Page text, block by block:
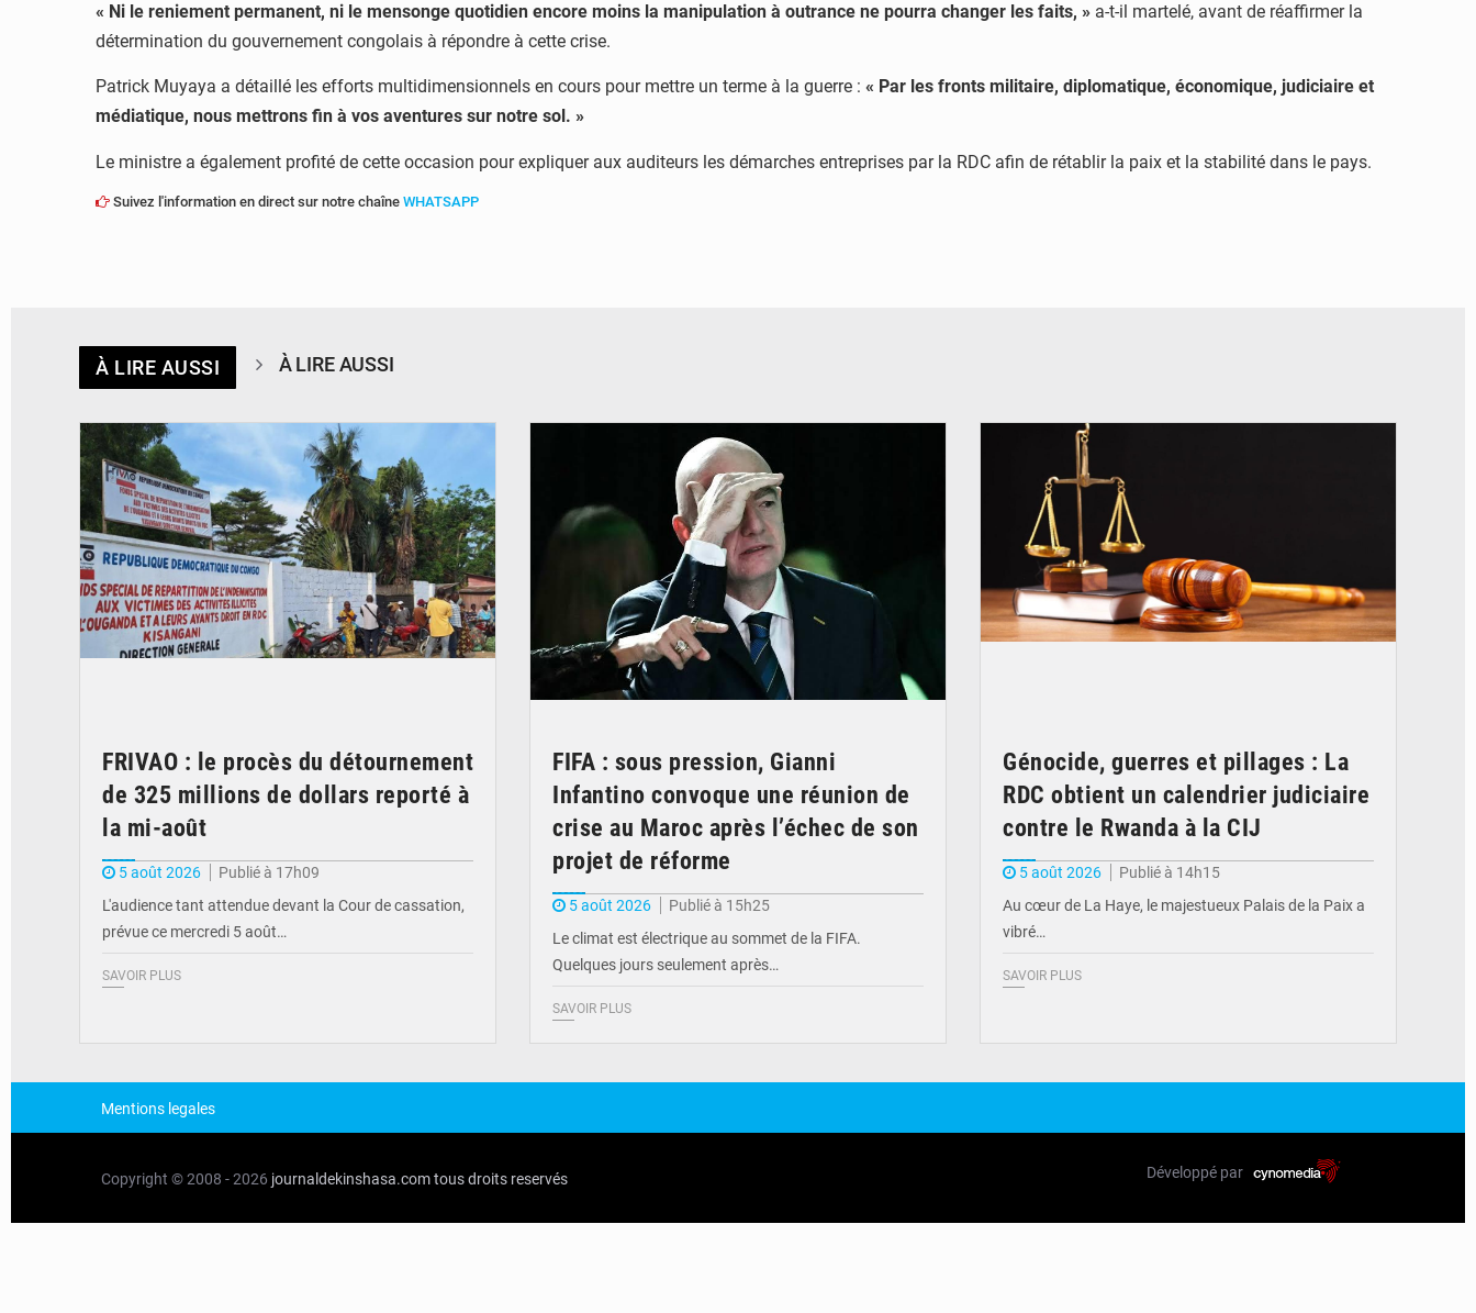
« Ni le reniement permanent, ni le mensonge quotidien encore moins la manipulation à outrance ne pourra changer les faits, » a-t-il martelé, avant de réaffirmer la
détermination du gouvernement congolais à répondre à cette crise.
Patrick Muyaya a détaillé les efforts multidimensionnels en cours pour mettre un terme à la guerre : « Par les fronts militaire, diplomatique, économique, judiciaire et
médiatique, nous mettrons fin à vos aventures sur notre sol. »
Le ministre a également profité de cette occasion pour expliquer aux auditeurs les démarches entreprises par la RDC afin de rétablir la paix et la stabilité dans le pays.
Suivez l'information en direct sur notre chaîne WHATSAPP
À LIRE AUSSI À LIRE AUSSI
FRIVAO : le procès du détournement
de 325 millions de dollars reporté à
la mi-août
5 août 2026
Publié à 17h09
L'audience tant attendue devant la Cour de cassation,
prévue ce mercredi 5 août…
SAVOIR PLUS
FIFA : sous pression, Gianni
Infantino convoque une réunion de
crise au Maroc après l’échec de son
projet de réforme
5 août 2026
Publié à 15h25
Le climat est électrique au sommet de la FIFA.
Quelques jours seulement après…
SAVOIR PLUS
Génocide, guerres et pillages : La
RDC obtient un calendrier judiciaire
contre le Rwanda à la CIJ
5 août 2026
Publié à 14h15
Au cœur de La Haye, le majestueux Palais de la Paix a
vibré…
SAVOIR PLUS
Mentions legales
Copyright © 2008 - 2026 journaldekinshasa.comtous droits reservés Développé par